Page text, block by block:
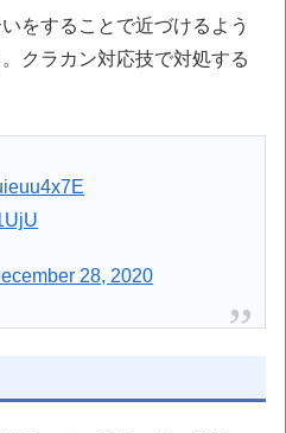
をすることで近づけるよう
クラカン対応技で対処する
28, 2020